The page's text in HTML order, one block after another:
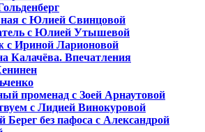
с Юлией Свинцовой
с Юлией Утышевой
с Ириной Ларионовой
Калачёва. Впечатления
променад с Зоей Арнаутовой
с Лидией Винокуровой
Берег без пафоса с Александрой